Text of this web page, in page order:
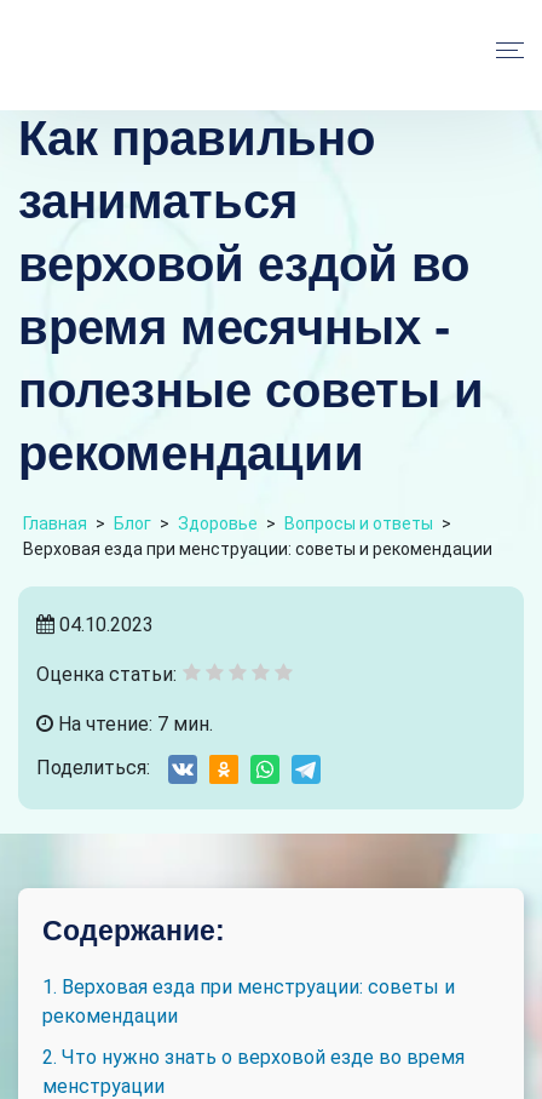
Как правильно
заниматься
верховой ездой во
время месячных -
полезные советы и
рекомендации
Главная > Блог > Здоровье > Вопросы и ответы >
Верховая езда при менструации: советы и рекомендации
04.10.2023
Оценка статьи:
На чтение: 7 мин.
Поделиться:
Содержание:
1. Верховая езда при менструации: советы и
рекомендации
2. Что нужно знать о верховой езде во время
менструации